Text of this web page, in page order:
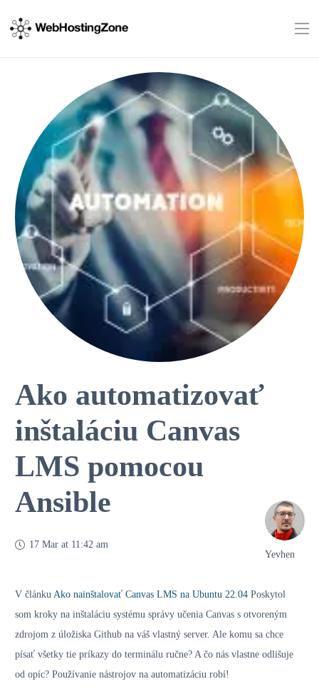
Ako automatizovať
inštaláciu Canvas
LMS pomocou
Ansible
17 Mar at 11:42 am
Yevhen
V článku Ako nainštalovať Canvas LMS na Ubuntu 22.04 Poskytol
som kroky na inštaláciu systému správy učenia Canvas s otvoreným
zdrojom z úložiska Github na váš vlastný server. Ale komu sa chce
písať všetky tie príkazy do terminálu ručne? A čo nás vlastne odlišuje
od opíc? Používanie nástrojov na automatizáciu robí!